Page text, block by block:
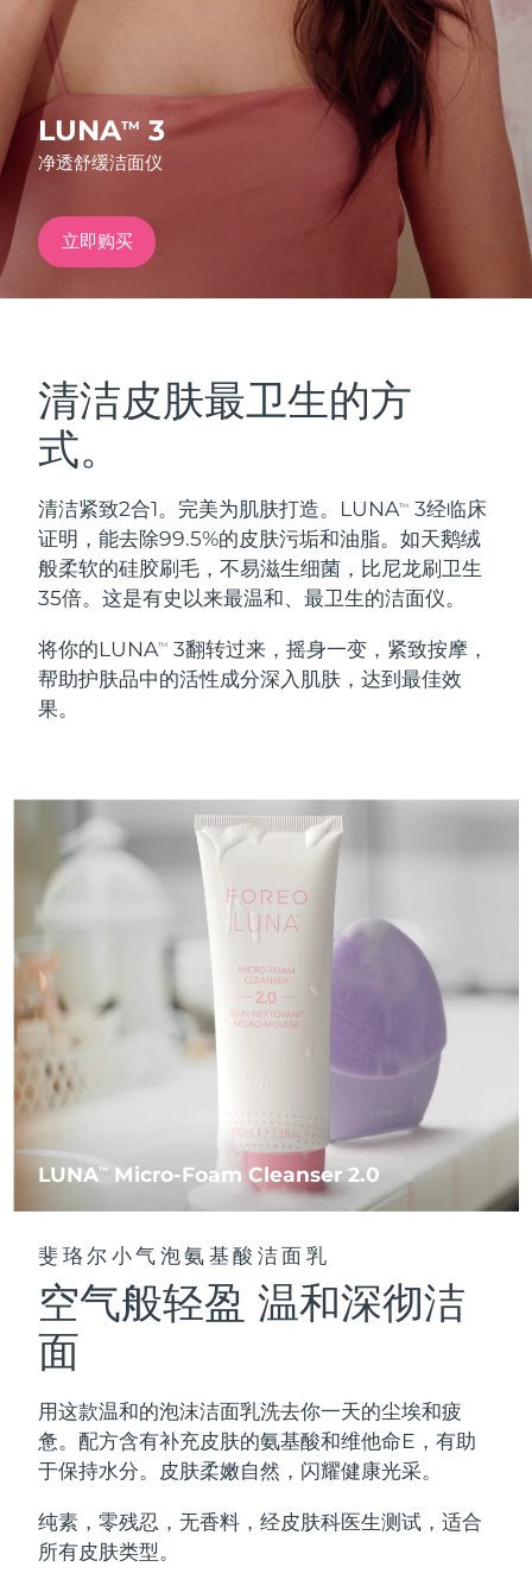
LUNATM 3
净透舒缓洁面仪
立即购买
清洁皮肤最卫生的方
式。
清洁紧致2合1。完美为肌肤打造。LUNATM
3经临床
证明，能去除99.5%的皮肤污垢和油脂。如天鹅绒
般柔软的硅胶刷毛，不易滋生细菌，比尼龙刷卫生
35倍。这是有史以来最温和、最卫生的洁面仪。
将你的LUNATM
3翻转过来，摇身一变，紧致按摩，
帮助护肤品中的活性成分深入肌肤，达到最佳效
果。
LUNATM Micro-Foam Cleanser 2.0
斐珞尔小气泡氨基酸洁面乳
空气般轻盈 温和深彻洁
面
用这款温和的泡沫洁面乳洗去你一天的尘埃和疲
惫。配方含有补充皮肤的氨基酸和维他命E，有助
于保持水分。皮肤柔嫩自然，闪耀健康光采。
纯素，零残忍，无香料，经皮肤科医生测试，适合
所有皮肤类型。
特别优惠 畅销产品
红光疗法
LUNA™ 4 套装
Anti-aging massage
LUNA™ 4 Plus
Massage, LED heating
For men, anti-aging massage
LUNA™ 4 mini
For young skin, T-zone
LUNA™ 4 go
For travel or gym bag
LUNA™ 护肤
Premium cleansers & balm
LUNA™ 设备
All facial cleansing devices
BEAR™ 2 套装
Microcurrent toning
BEAR™ 2 go
Microcurrent toning on-the-go
Microcurrent line smoothing device
面部提拉护理
Premium anti-aging skincare
BEAR™ 设备
All premium facelift devices
UFO™ 3 套装
Near-infrared and red light therapy
device
UFO™ 3 mini
Red light therapy device for young skin
UFO™ 3 go
Portable red light therapy
Rejuvenation & hydration
UFO™ 设备
All deep facial hydration devices
issa™ 4
issa™ 4 plus
Smart hybrid silicone sonic toothbrush
issa™ 4 smile
Hybrid silicone sonic toothbrush
issa™ 4 baby
For ages 0-3
issa™ Teeth Whitening Set
Dual LED + sonic device & 18% PAP gel
ISSA™ 设备
All silicone sonic toothbrushes
FAQ™ 抗老护理
抗老
FAQ™ 101
Clinical anti-aging
FAQ™ 102
Advanced clinical anti-aging
FAQ™ 103
Luxurious clinical anti-aging set
FAQ™ P1 Primer
FAQ™产品
All anti-aging treatments
LED治疗
FAQ™ 201
LED mask
FAQ™ 202
LED mask
FAQ™ 211
Anti-aging neck & décolleté LED mask
FAQ™ 221
FAQ™产品
All LED treatments
生发
FAQ™ 301
LED hair strengthening scalp massager
FAQ™ Scalp Serum
Scalp recovery probiotic serum
FAQ™护肤品
All FAQ™ skincare
All hair treatments
肌肤年轻化
NEW
FAQ™ 501
Full-Spectrum Red Light Therapy
FAQ™ 502
Full-Spectrum Red Light Therapy
FAQ™ Red Light Serum
All FAQ™ skincare
FAQ™ products
All toning treatments
NEW
脱毛
Professional IPL hair removal device
IPL hair removal
Microcurrent body toning
Massaging body brush
痘肌护理
ESPADA™ 2 plus
Recurring acne LED therapy
眼部护理
BEAR™ 2 eyes & lips
Microcurrent line smoothing device
澳大利亚 预计送达日期 8/11/26
法国 预计送达日期
德国 预计送达日期
加拿大 预计送达日期
奥地利 预计送达日期
巴林
比利时 预计送达日期8/8/26
百慕大 预计送达日期8/14/26
波斯尼亚和黑塞哥维那 预计送达日期8/11/26
文莱 预计送达日期8/13/26
保加利亚
智利 预计送达日期
中国
哥伦比亚 预计送达日期
克罗地亚 预计送达日期8/8/26
塞浦路斯 预计送达日期8/9/26
捷克 预计送达日期
丹麦 预计送达日期8/8/26
芬兰
法国
德国 预计送达日期8/8/26
希腊